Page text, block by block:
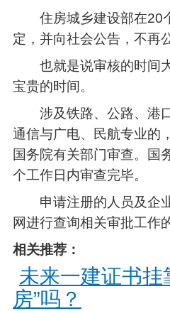
住房城乡建设部在20
定，并向社会公告，不再
也就是说审核的时间大
宝贵的时间。
涉及铁路、公路、港口
通信与广电、民航专业的
国务院有关部门审查。国
个工作日内审查完毕。
申请注册的人员及企
网进行查询相关审批工作
相关推荐：
未来一建证书挂
房”吗？